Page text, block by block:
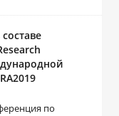
по